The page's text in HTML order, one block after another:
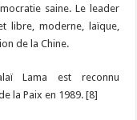
saine. Le leader
libre, moderne, laïque,
de la Chine.
Lama est reconnu
la Paix en 1989. [8]